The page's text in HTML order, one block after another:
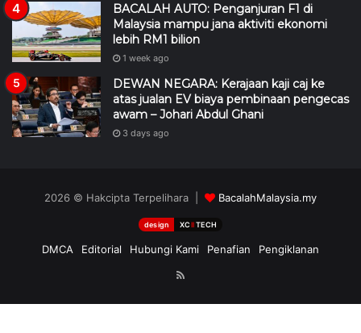
BACALAH AUTO: Penganjuran F1 di
Malaysia mampu jana aktiviti ekonomi
lebih RM1 bilion
1 week ago
DEWAN NEGARA: Kerajaan kaji caj ke
atas jualan EV biaya pembinaan pengecas
awam – Johari Abdul Ghani
3 days ago
2026 © Hakcipta Terpelihara | BacalahMalaysia.my
design XCIITECH
DMCA Editorial Hubungi Kami Penafian
Pengiklanan